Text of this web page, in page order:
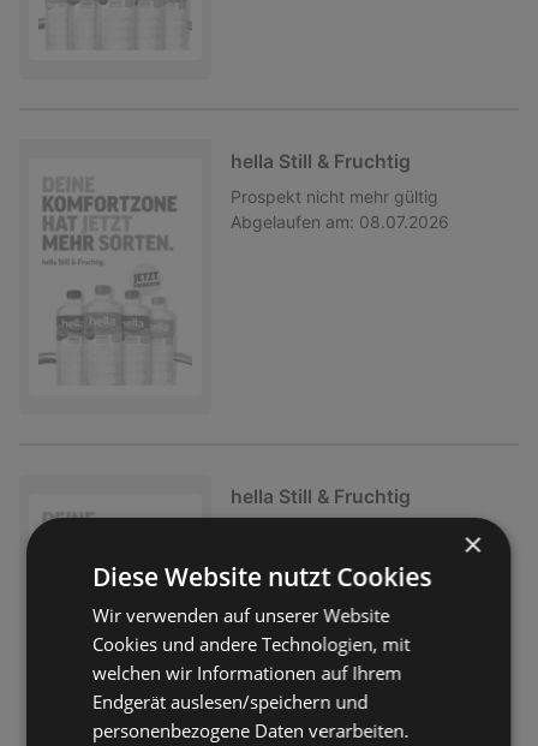
hella Still & Fruchtig
Prospekt nicht mehr gültig
Abgelaufen am: 08.07.2026
hella Still & Fruchtig
×
Diese Website nutzt Cookies
Wir verwenden auf unserer Website
Cookies und andere Technologien, mit
welchen wir Informationen auf Ihrem
Endgerät auslesen/speichern und
personenbezogene Daten verarbeiten.